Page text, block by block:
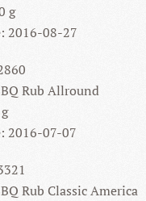
g
2016-08-27
Rub Allround
2016-07-07
Rub Classic America